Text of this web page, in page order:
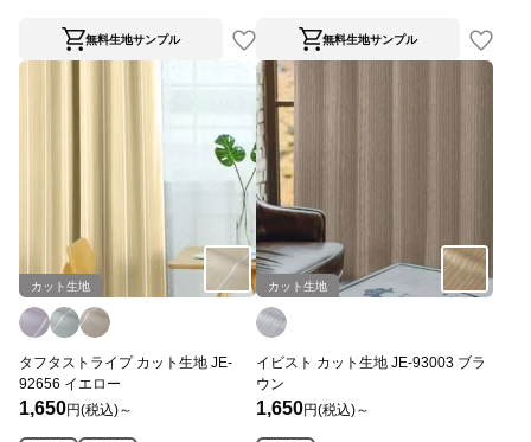
無料生地サンプル 無料生地サンプル
カット生地
タフタストライプ カット生地 JE-
92656 イエロー
1,650円(税込)～
カット生地
イビスト カット生地 JE-93003 ブラ
ウン
1,650円(税込)～